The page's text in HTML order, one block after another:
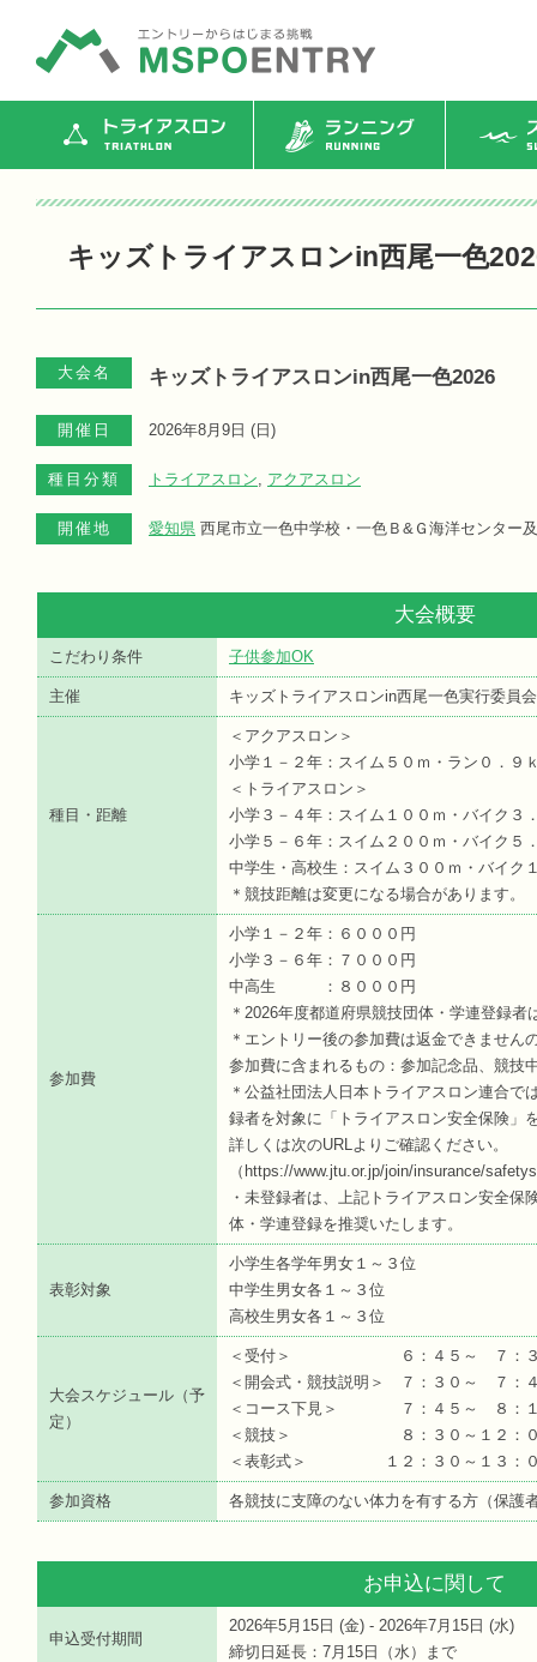
トライアスロン ランニング ス
キッズトライアスロンin西尾一色
大会名 キッズトライアスロンin西尾一色2026
開催日 2026年8月9日 ( 日 )
種目分類 トライアスロン, アクアスロン
開催地 愛知県 西尾市立一色中学校・一色Ｂ&Ｇ海洋センター
大会概要
こだわり条件 子供参加OK
主催 キッズトライアスロンin西尾一色実行委員
種目・距離
＜アクアスロン＞
小学１－２年：スイム５０ｍ・ラン０．９
＜トライアスロン＞
小学３－４年：スイム１００ｍ・バイク３
小学５－６年：スイム２００ｍ・バイク５
中学生・高校生：スイム３００ｍ・バイク
＊競技距離は変更になる場合があります。
参加費
小学１－２年：６０００円
小学３－６年：７０００円
中高生 ：８０００円
＊2026年度都道府県競技団体・学連登録
＊エントリー後の参加費は返金できません
参加費に含まれるもの：参加記念品、競技
＊公益社団法人日本トライアスロン連合で
録者を対象に「トライアスロン安全保険」
詳しくは次のURLよりご確認ください。
（https://www.jtu.or.jp/join/insurance/
・未登録者は、上記トライアスロン安全
体・学連登録を推奨いたします。
表彰対象
小学生各学年男女１～３位
中学生男女各１～３位
高校生男女各１～３位
大会スケジュール（予
定）
＜受付＞ ６：４５～ ７：３
＜開会式・競技説明＞ ７：３０～ ７：
＜コース下見＞ ７：４５～ ８：
＜競技＞ ８：３０～１２：０
＜表彰式＞ １２：３０～１３：
参加資格 各競技に支障のない体力を有する方（保護
お申込に関して
申込受付期間
2026年5月15日 (金) - 2026年7月15日 (水)
締切日延長：7月15日（水）まで